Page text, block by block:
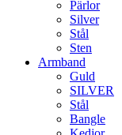
Pärlor
Silver
Stål
Sten
Armband
Guld
SILVER
Stål
Bangle